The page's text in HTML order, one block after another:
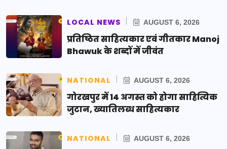
LOCAL NEWS AUGUST 6, 2026
प्रतिष्ठित साहित्यकार एवं गीतकार Manoj
Bhawuk के शब्दों में जीवंत
NATIONAL AUGUST 6, 2026
गोरखपुर में 14 अगस्त को होगा साहित्यिक
जुटान, ख्यातिलब्ध साहित्यकार
NATIONAL AUGUST 6, 2026